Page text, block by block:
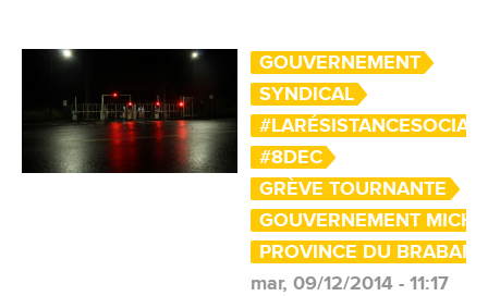
GOUVERNEMENT
SYNDICAL
#8DEC
GRÈVE TOURNANTE
GOUVERNEMENT
PROVINCE DU
mar, 09/12/2014 - 11:17